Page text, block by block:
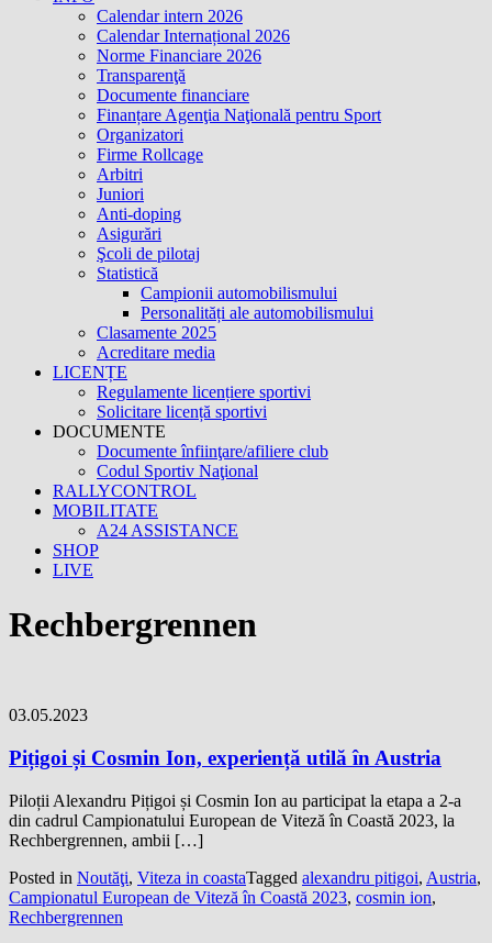
Calendar intern 2026
Calendar Internațional 2026
Norme Financiare 2026
Transparenţă
Documente financiare
Finanțare Agenţia Naţională pentru Sport
Organizatori
Firme Rollcage
Arbitri
Juniori
Anti-doping
Asigurări
Şcoli de pilotaj
Statistică
Campionii automobilismului
Personalități ale automobilismului
Clasamente 2025
Acreditare media
LICENȚE
Regulamente licențiere sportivi
Solicitare licență sportivi
DOCUMENTE
Documente înfiinţare/afiliere club
Codul Sportiv Naţional
RALLYCONTROL
MOBILITATE
A24 ASSISTANCE
SHOP
LIVE
Rechbergrennen
03.05.2023
Pițigoi și Cosmin Ion, experiență utilă în Austria
Piloții Alexandru Pițigoi și Cosmin Ion au participat la etapa a 2-a
din cadrul Campionatului European de Viteză în Coastă 2023, la
Rechbergrennen, ambii […]
Posted in Noutăţi, Viteza in coastaTagged alexandru pitigoi, Austria,
Campionatul European de Viteză în Coastă 2023, cosmin ion,
Rechbergrennen